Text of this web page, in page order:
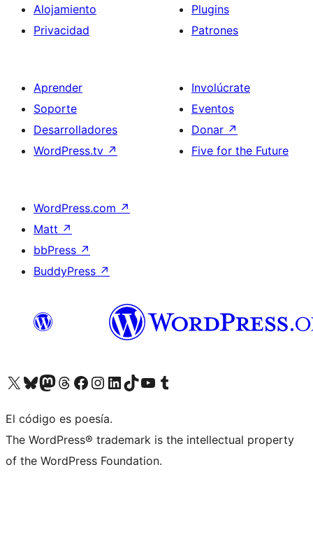
Alojamiento
Privacidad
Plugins
Patrones
Aprender
Soporte
Desarrolladores
WordPress.tv ↗
Involúcrate
Eventos
Donar ↗
Five for the Future
WordPress.com ↗
Matt ↗
bbPress ↗
BuddyPress ↗
Visita nuestra cuenta de X (anteriormente Twitter)
Visita nuestra cuenta de Bluesky
Visita nuestra cuenta de Mastodon
Visita nuestra cuenta de Threads
Visita nuestra página de Facebook
Visita nuestra cuenta de Instagram
Visita nuestra cuenta de LinkedIn
Visita nuestra cuenta de TikTok
Visita nuestro canal de YouTube
Visita nuestra cuenta de Tumblr
El código es poesía.
The WordPress® trademark is the intellectual property
of the WordPress Foundation.